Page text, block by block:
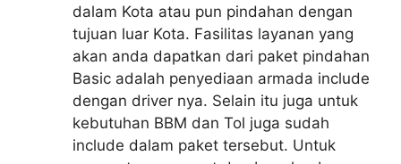
dalam Kota atau pun pindahan dengan
tujuan luar Kota. Fasilitas layanan yang
akan anda dapatkan dari paket pindahan
Basic adalah penyediaan armada include
dengan driver nya. Selain itu juga untuk
kebutuhan BBM dan Tol juga sudah
include dalam paket tersebut. Untuk